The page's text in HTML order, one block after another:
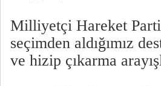
Milliyetçi Hareket
seçimden aldığımız
ve hizip çıkarma